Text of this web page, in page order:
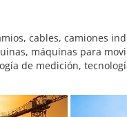
cables, camiones
máquinas para
de medición,